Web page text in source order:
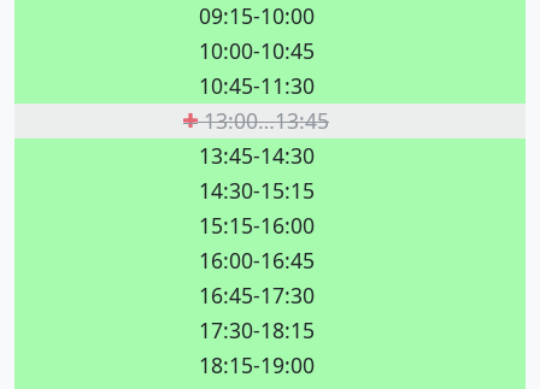
09:15-10:00
10:00-10:45
10:45-11:30
13:00…13:45
13:45-14:30
14:30-15:15
15:15-16:00
16:00-16:45
16:45-17:30
17:30-18:15
18:15-19:00